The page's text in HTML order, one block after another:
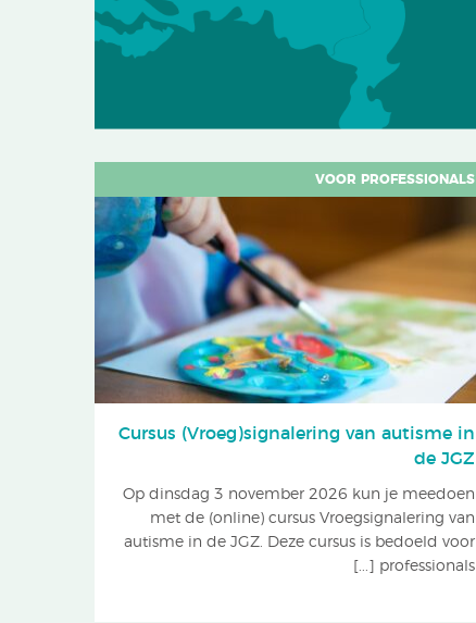
VOOR PROFESSIONALS
Cursus (Vroeg)signalering van autisme in
de JGZ
Op dinsdag 3 november 2026 kun je meedoen
met de (online) cursus Vroegsignalering van
autisme in de JGZ. Deze cursus is bedoeld voor
professionals [...]